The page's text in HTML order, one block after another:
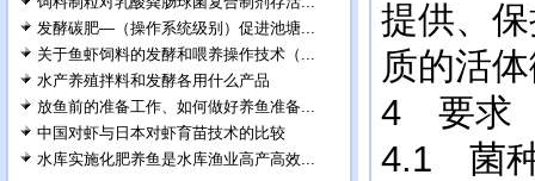
发酵碳肥—（操作系统级别）促进池塘...
关于鱼虾饲料的发酵和喂养操作技术（...
水产养殖拌料和发酵各用什么产品
放鱼前的准备工作、如何做好养鱼准备...
中国对虾与日本对虾育苗技术的比较
水库实施化肥养鱼是水库渔业高产高效...
提供、
质的活
4 要求
4.1 菌